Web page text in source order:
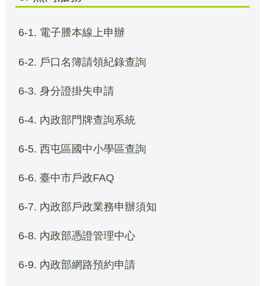
6-1. 電子謄本線上申辦
6-2. 戶口名簿請領紀錄查詢
6-3. 身分證掛失申請
6-4. 內政部門牌查詢系統
6-5. 西屯區國中小學區查詢
6-6. 臺中市戶政FAQ
6-7. 內政部戶政業務申辦須知
6-8. 內政部憑證管理中心
6-9. 內政部網路預約申請